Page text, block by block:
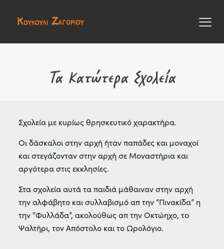
Τα Κατώτερα Σχολεία
Σχολεία με κυρίως θρησκευτικό χαρακτήρα.
Οι δάσκαλοι στην αρχή ήταν παπάδες και μοναχοί
και στεγάζονταν στην αρχή σε Μοναστήρια και
αργότερα στις εκκλησίες.
Στα σχολεία αυτά τα παιδιά μάθαιναν στην αρχή
την αλφάβητο και συλλαβισμό απ την “Πινακίδα” η
την “Φυλλάδα”, ακολούθως απ την Οκτώηχο, το
Ψαλτήρι, τον Απόστολο και το Ωρολόγιο.